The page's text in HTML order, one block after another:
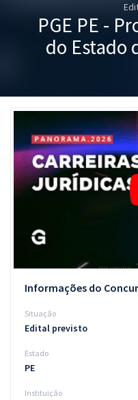
Graduação
Questões grátis
Conteúdo gratuito
Blog
PGE PE -
do Estado
Informações do
Situação
Edital previsto
Estado
PE
Instituição